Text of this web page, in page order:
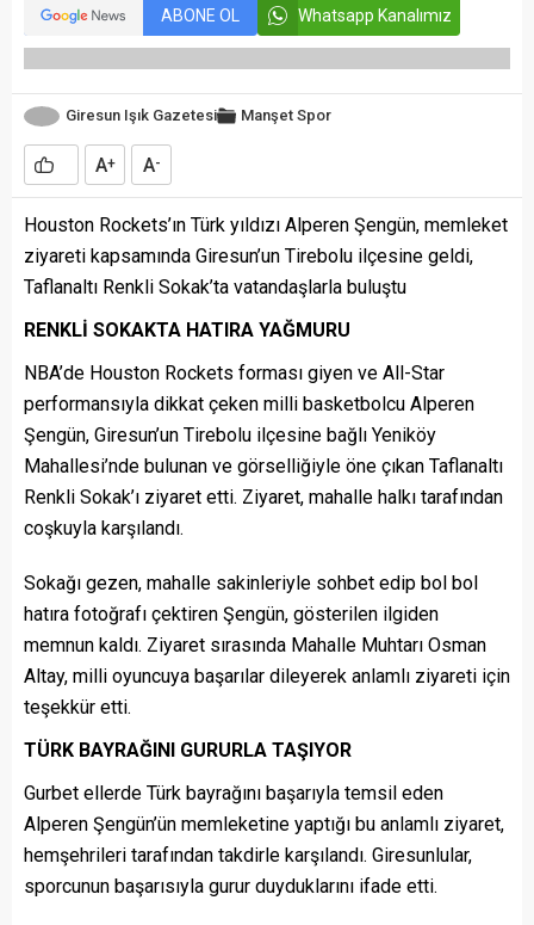
ABONE OL Whatsapp Kanalımız
Giresun Işık Gazetesi Manşet Spor
A+ A-
Houston Rockets’ın Türk yıldızı Alperen Şengün, memleket
ziyareti kapsamında Giresun’un Tirebolu ilçesine geldi,
Taflanaltı Renkli Sokak’ta vatandaşlarla buluştu
RENKLİ SOKAKTA HATIRA YAĞMURU
NBA’de Houston Rockets forması giyen ve All-Star
performansıyla dikkat çeken milli basketbolcu Alperen
Şengün, Giresun’un Tirebolu ilçesine bağlı Yeniköy
Mahallesi’nde bulunan ve görselliğiyle öne çıkan Taflanaltı
Renkli Sokak’ı ziyaret etti. Ziyaret, mahalle halkı tarafından
coşkuyla karşılandı.
Sokağı gezen, mahalle sakinleriyle sohbet edip bol bol
hatıra fotoğrafı çektiren Şengün, gösterilen ilgiden
memnun kaldı. Ziyaret sırasında Mahalle Muhtarı Osman
Altay, milli oyuncuya başarılar dileyerek anlamlı ziyareti için
teşekkür etti.
TÜRK BAYRAĞINI GURURLA TAŞIYOR
Gurbet ellerde Türk bayrağını başarıyla temsil eden
Alperen Şengün’ün memleketine yaptığı bu anlamlı ziyaret,
hemşehrileri tarafından takdirle karşılandı. Giresunlular,
sporcunun başarısıyla gurur duyduklarını ifade etti.